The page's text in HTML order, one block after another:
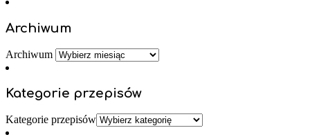
Archiwum
Archiwum
Kategorie przepisów
Kategorie przepisów